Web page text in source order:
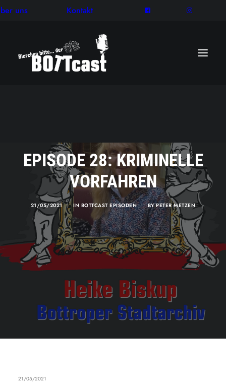
uns Kontakt
EPISODE 28: KRIMINELLE
VORFAHREN
21/05/2021 | IN BOTTCAST EPISODEN | BYPETER METZEN
21/05/2021